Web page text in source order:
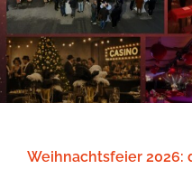
Weihnachtsfeier 2026: